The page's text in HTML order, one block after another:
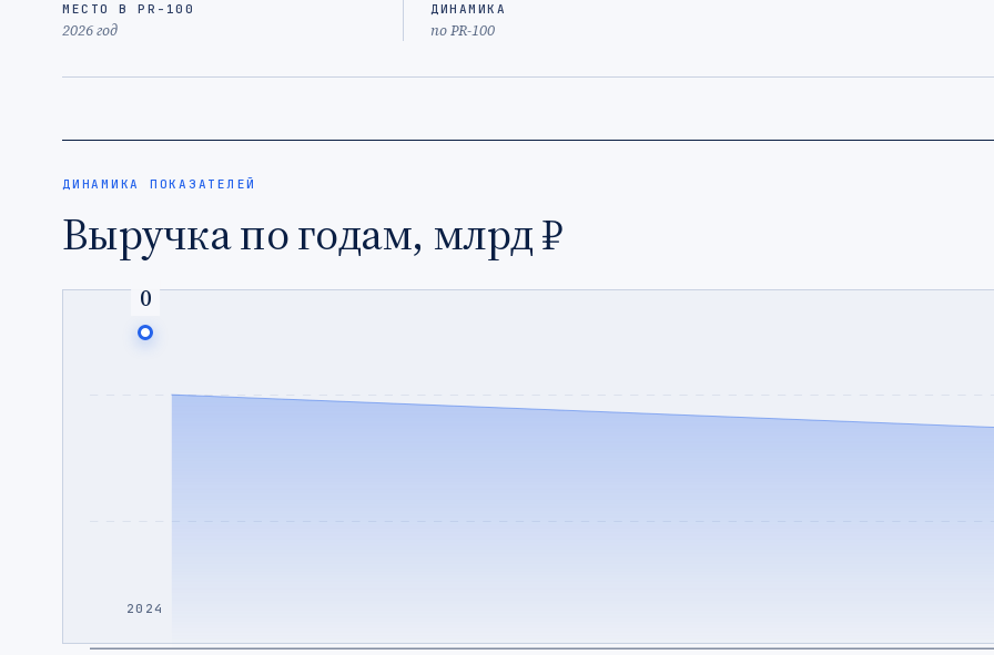
МЕСТО В PR-100
2026 год
ДИНАМИКА
по PR-100
ДИНАМИКА ПОКАЗАТЕЛЕЙ
Выручка по годам, млрд ₽
0
2024